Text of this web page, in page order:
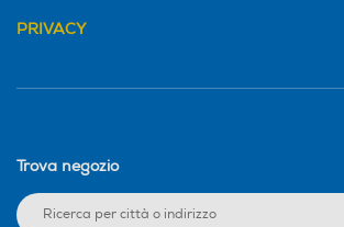
PRIVACY
Trova negozio